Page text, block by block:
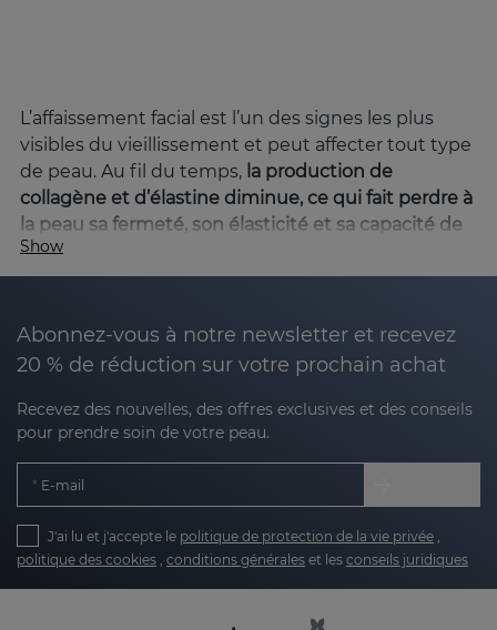
L’affaissement facial est l’un des signes les plus
visibles du vieillissement et peut affecter tout type
de peau. Au fil du temps, la production de
collagène et d’élastine diminue, ce qui fait perdre à
la peau sa fermeté, son élasticité et sa capacité de
régénération
d'une large gamme de produits spécifiques qui
l'élasticité de la peau, offrant des résultats visibles
et durables.
Qu'est-ce qui cause l'affaissement facial ?
L’affaissement facial est une
naturelle du vieillissement, mais il peut également
être accéléré
facteurs génétiques et des habitudes alimentaires
malsaines, entre autres. L'affaissement facial se
certaines zones du visage où la peau est plus
Show
Abonnez-vous à notre newsletter et recevez
20 % de réduction sur votre prochain achat
Recevez des nouvelles, des offres exclusives et des conseils
pour prendre soin de votre peau.
E-mail
J'ai lu et j'accepte le politique de protection de la vie privée ,
politique des cookies , conditions générales et les conseils juridiques